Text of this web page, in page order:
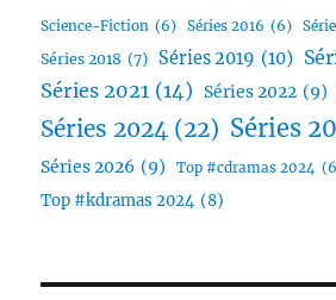
Science-Fiction (6) Séries 2016 (6)
Séries 2018 (7) Séries 2019 (10)
Séries 2021 (14) Séries 2022 (9)
Séries 2024 (22) Séries
Séries 2026 (9) Top #cdramas 2024
Top #kdramas 2024 (8)